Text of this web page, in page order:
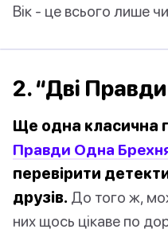
Вік - це всього лише
2. “Дві
Ще одна класична
Правди Одна
перевірити
друзів. До того ж,
них щось цікаве по